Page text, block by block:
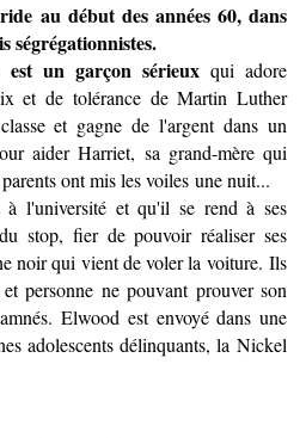
au début des années 60, dans
ségrégationnistes.
un garçon sérieux qui adore
et de tolérance de Martin Luther
et gagne de l'argent dans un
aider Harriet, sa grand-mère qui
ont mis les voiles une nuit...
l'université et qu'il se rend à ses
stop, fier de pouvoir réaliser ses
noir qui vient de voler la voiture. Ils
personne ne pouvant prouver son
Elwood est envoyé dans une
adolescents délinquants, la Nickel